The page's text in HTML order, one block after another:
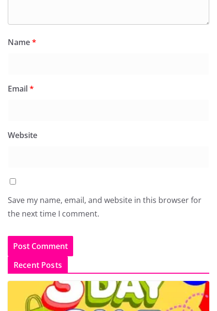
Name*
Email*
Website
Save my name, email, and website in this browser for
the next time I comment.
Recent Posts